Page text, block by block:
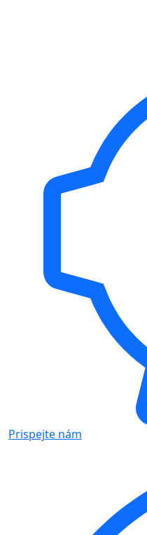
Prispejte nám